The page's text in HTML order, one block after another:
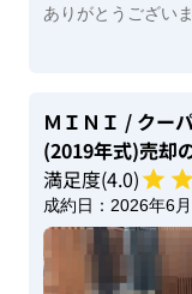
ありがとうござい
ＭＩＮＩ / クー
(2019年式)売却
満足度(4.0)
成約日： 2026年6月